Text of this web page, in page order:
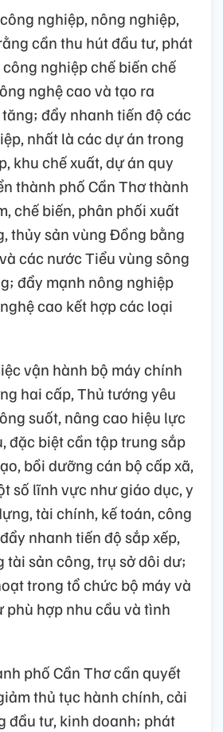
nghiệp, nông nghiệp,
cần thu hút đầu tư, phát
nghiệp chế biến chế
nghệ cao và tạo ra
đẩy nhanh tiến độ các
nhất là các dự án trong
khu chế xuất, dự án quy
thành phố Cần Thơ thành
chế biến, phân phối xuất
thủy sản vùng Đồng bằng
các nước Tiểu vùng sông
đẩy mạnh nông nghiệp
cao kết hợp các loại
vận hành bộ máy chính
hai cấp, Thủ tướng yêu
suốt, nâng cao hiệu lực
đặc biệt cần tập trung sắp
bồi dưỡng cán bộ cấp xã,
số lĩnh vực như giáo dục, y
tài chính, kế toán, công
nhanh tiến độ sắp xếp,
tài sản công, trụ sở dôi dư;
trong tổ chức bộ máy và
phù hợp nhu cầu và tình
phố Cần Thơ cần quyết
thủ tục hành chính, cải
đầu tư, kinh doanh; phát